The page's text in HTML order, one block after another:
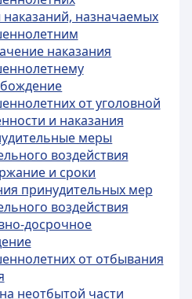
наказаний, назначаемых
наказания
от уголовной
и наказания
меры
воздействия
и сроки
принудительных мер
воздействия
досрочное
от отбывания
неотбытой части